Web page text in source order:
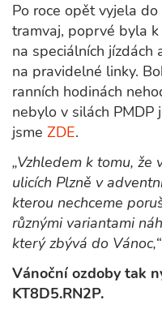
Po roce opět vyjela
tramvaj, poprvé byla
na speciálních jízdách
na pravidelné linky.
ranních hodinách
nebylo v silách PMDP
jsme ZDE.
„Vzhledem k tomu, že
ulicích Plzně v
kterou nechceme
různými variantami
který zbývá do Vánoc,“
Vánoční ozdoby tak
KT8D5.RN2P.